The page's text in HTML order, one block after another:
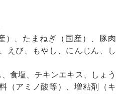
）、たまねぎ（国産）、豚肉
えび、もやし、にんじん、し
食塩、チキンエキス、しょう
（アミノ酸等）、増粘剤（キ